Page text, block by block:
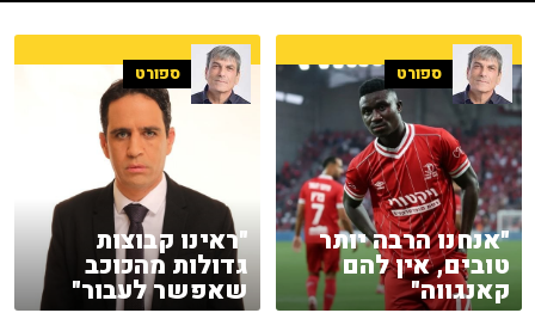
ספורט
"אנחנו הרבה יותר
טובים, אין להם
קאנגווה"
ספורט
"ראינו קבוצות
גדולות מהכוכב
שאפשר לעבור"